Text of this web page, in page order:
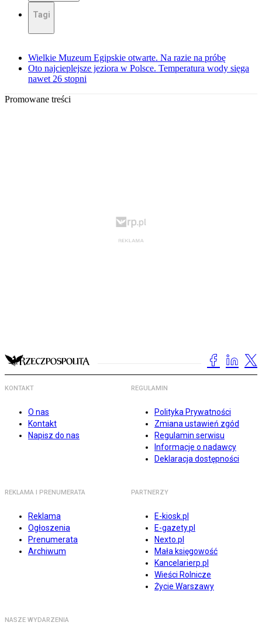
Tagi
Wielkie Muzeum Egipskie otwarte. Na razie na próbę
Oto najcieplejsze jeziora w Polsce. Temperatura wody sięga
nawet 26 stopni
Promowane treści
KONTAKT
O nas
Kontakt
Napisz do nas
REGULAMIN
Polityka Prywatności
Zmiana ustawień zgód
Regulamin serwisu
Informacje o nadawcy
Deklaracja dostępności
REKLAMA I PRENUMERATA
Reklama
Ogłoszenia
Prenumerata
Archiwum
PARTNERZY
E-kiosk.pl
E-gazety.pl
Nexto.pl
Mała księgowość
Kancelarierp.pl
Wieści Rolnicze
Życie Warszawy
NASZE WYDARZENIA